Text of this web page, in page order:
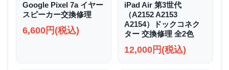
Google Pixel 7a イヤー
スピーカー交換修理
6,600円(税込)
iPad Air 第3世代
（A2152 A2153
A2154）ドックコネク
ター 交換修理 全2色
12,000円(税込)